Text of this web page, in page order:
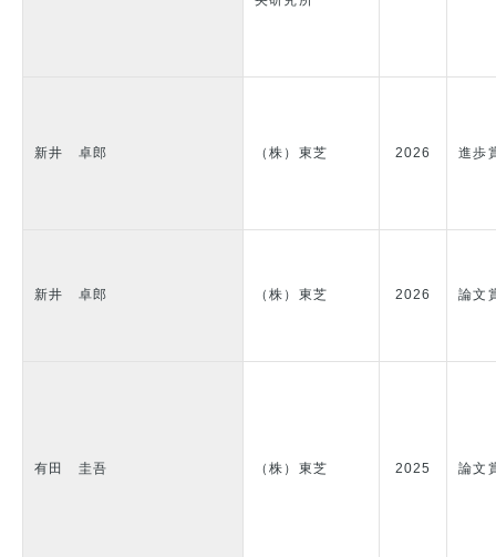
新井 卓郎 （株）東芝 2026 進歩
新井 卓郎 （株）東芝 2026 論文
有田 圭吾 （株）東芝 2025 論文